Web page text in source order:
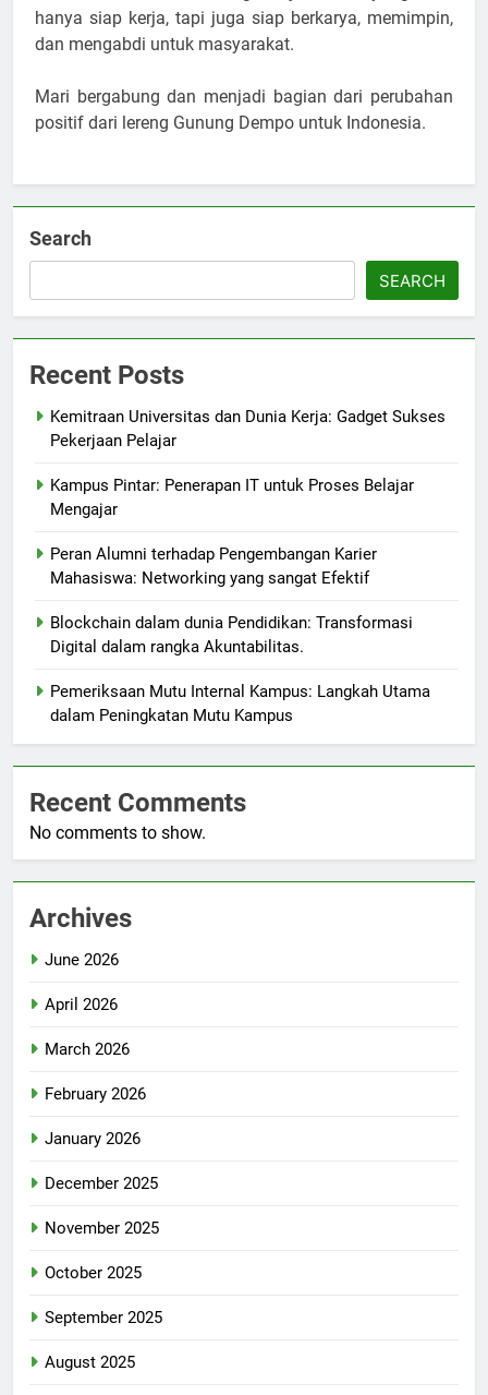
hanya siap kerja, tapi juga siap berkarya, memimpin,
dan mengabdi untuk masyarakat.
Mari bergabung dan menjadi bagian dari perubahan
positif dari lereng Gunung Dempo untuk Indonesia.
Search
SEARCH
Recent Posts
Kemitraan Universitas dan Dunia Kerja: Gadget Sukses
Pekerjaan Pelajar
Kampus Pintar: Penerapan IT untuk Proses Belajar
Mengajar
Peran Alumni terhadap Pengembangan Karier
Mahasiswa: Networking yang sangat Efektif
Blockchain dalam dunia Pendidikan: Transformasi
Digital dalam rangka Akuntabilitas.
Pemeriksaan Mutu Internal Kampus: Langkah Utama
dalam Peningkatan Mutu Kampus
Recent Comments
No comments to show.
Archives
June 2026
April 2026
March 2026
February 2026
January 2026
December 2025
November 2025
October 2025
September 2025
August 2025